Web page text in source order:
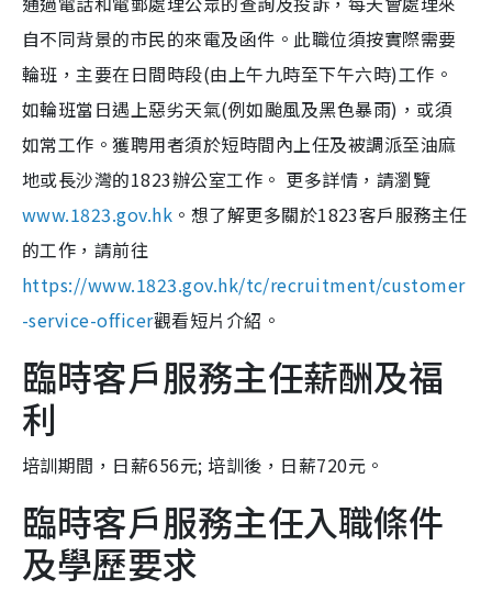
自不同背景的市民的來電及函件。此職位須按實際需要
輪班，主要在日間時段(由上午九時至下午六時)工作。
如輪班當日遇上惡劣天氣(例如颱風及黑色暴雨)，或須
如常工作。獲聘用者須於短時間內上任及被調派至油麻
地或長沙灣的1823辦公室工作。 更多詳情，請瀏覽
www.1823.gov.hk 。想了解更多關於1823客戶服務主任
的工作，請前往
https://www.1823.gov.hk/tc/recruitment/customer
-service-officer觀看短片介紹。
臨時客戶服務主任薪酬及福
利
培訓期間，日薪656元; 培訓後，日薪720元。
臨時客戶服務主任入職條件
及學歷要求